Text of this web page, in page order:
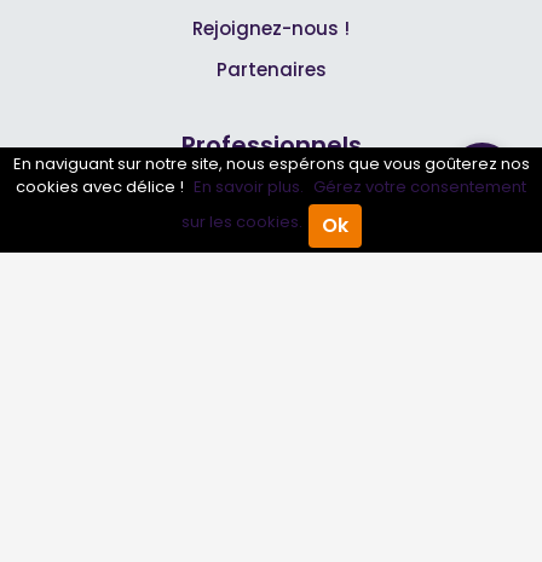
Annuaire Pro Agenda
Rejoignez-nous !
Partenaires
Professionnels
Annuaire pro
Inscrire mon entreprise
En naviguant sur notre site, nous espérons que vous goûterez nos
cookies avec délice ! En savoir plus. Gérez votre consentement
sur les cookies.
Ok